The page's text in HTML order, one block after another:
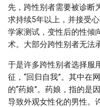
先，跨性别者需要被诊断
求持续5年以上，并接受
学家测试，变性后的性倾
术。大部分跨性别者无法
于是许多跨性别者选择服
征，“回归自我”。其中在
的“药娘”。药娘，指的是
导致外观女性化的男性。